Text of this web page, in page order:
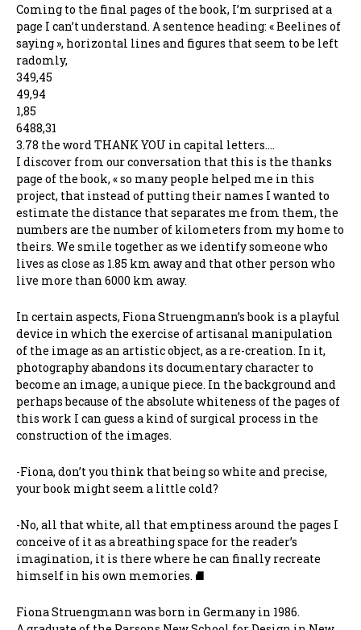
Coming to the final pages of the book, I’m surprised at a
page I can’t understand. A sentence heading: « Beelines of
saying », horizontal lines and figures that seem to be left
radomly,
349,45
49,94
1,85
6488,31
3.78 the word THANK YOU in capital letters….
I discover from our conversation that this is the thanks
page of the book, « so many people helped me in this
project, that instead of putting their names I wanted to
estimate the distance that separates me from them, the
numbers are the number of kilometers from my home to
theirs. We smile together as we identify someone who
lives as close as 1.85 km away and that other person who
live more than 6000 km away.
In certain aspects, Fiona Struengmann’s book is a playful
device in which the exercise of artisanal manipulation
of the image as an artistic object, as a re-creation. In it,
photography abandons its documentary character to
become an image, a unique piece. In the background and
perhaps because of the absolute whiteness of the pages of
this work I can guess a kind of surgical process in the
construction of the images.
-Fiona, don’t you think that being so white and precise,
your book might seem a little cold?
-No, all that white, all that emptiness around the pages I
conceive of it as a breathing space for the reader’s
imagination, it is there where he can finally recreate
himself in his own memories. ⛘
Fiona Struengmann was born in Germany in 1986.